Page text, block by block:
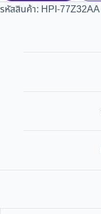
รหัสสินค้า: HPI-77Z32AA